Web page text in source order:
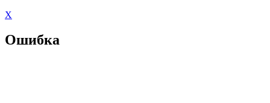
X
Ошибка